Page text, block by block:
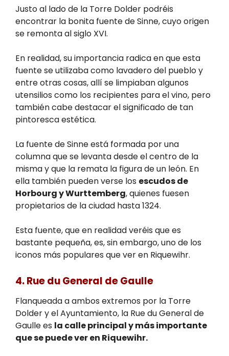
Justo al lado de la Torre Dolder podréis
encontrar la bonita fuente de Sinne, cuyo origen
se remonta al siglo XVI.
En realidad, su importancia radica en que esta
fuente se utilizaba como lavadero del pueblo y
entre otras cosas, allí se limpiaban algunos
utensilios como los recipientes para el vino, pero
también cabe destacar el significado de tan
pintoresca estética.
La fuente de Sinne está formada por una
columna que se levanta desde el centro de la
misma y que la remata la figura de un león. En
ella también pueden verse los escudos de
Horbourg y Wurttemberg, quienes fuesen
propietarios de la ciudad hasta 1324.
Esta fuente, que en realidad veréis que es
bastante pequeña, es, sin embargo, uno de los
iconos más populares que ver en Riquewihr.
4. Rue du General de Gaulle
Flanqueada a ambos extremos por la Torre
Dolder y el Ayuntamiento, la Rue du General de
Gaulle es la calle principal y más importante
que se puede ver en Riquewihr.